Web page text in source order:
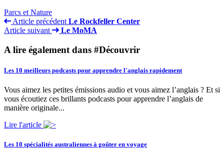
Parcs et Nature
Article précédent Le Rockfeller Center
Article suivant
Le MoMA
A lire également dans #Découvrir
Les 10 meilleurs podcasts pour apprendre l'anglais rapidement
Vous aimez les petites émissions audio et vous aimez l’anglais ? Et si
vous écoutiez ces brillants podcasts pour apprendre l’anglais de
manière originale...
Lire l'article
Les 10 spécialités australiennes à goûter en voyage